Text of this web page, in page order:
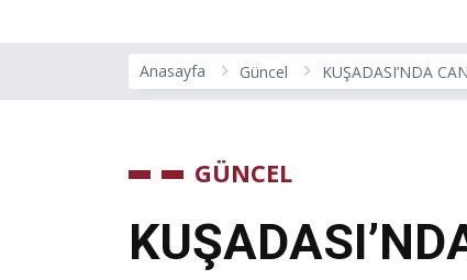
Anasayfa Güncel KUŞADASI’NDA
GÜNCEL